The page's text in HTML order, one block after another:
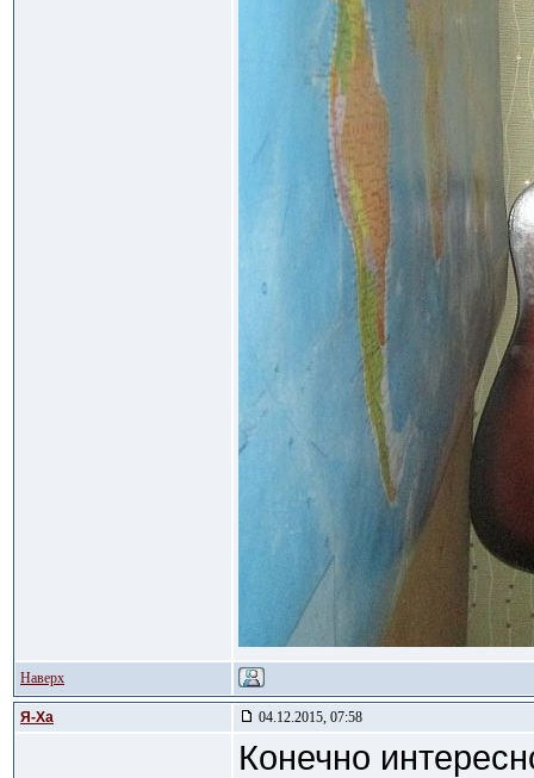
Наверх
Я-Ха 04.12.2015, 07:58
Конечно